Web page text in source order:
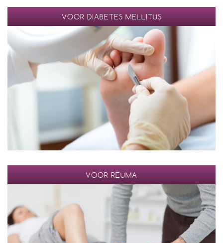
VOOR DIABETES MELLITUS
VOOR REUMA